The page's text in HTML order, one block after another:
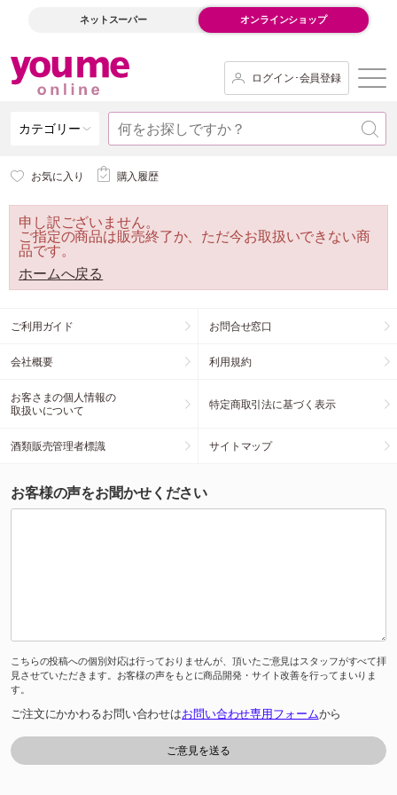
ネットスーパー オンラインショップ
ログイン･会員登録
カテゴリー
お気に入り 購入履歴
申し訳ございません。
ご指定の商品は販売終了か、ただ今お取扱いできない商
品です。
ホームへ戻る
ご利用ガイド お問合せ窓口
会社概要 利用規約
お客さまの個人情報の
取扱いについて
特定商取引法に基づく表示
酒類販売管理者標識 サイトマップ
お客様の声をお聞かせください
こちらの投稿への個別対応は行っておりませんが、頂いたご意見はスタッフがすべて拝
見させていただきます。お客様の声をもとに商品開発・サイト改善を行ってまいりま
す。
ご注文にかかわるお問い合わせはお問い合わせ専用フォームから